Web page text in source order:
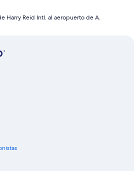
en Papeete
Harry Reid Intl. al aeropuerto de A.